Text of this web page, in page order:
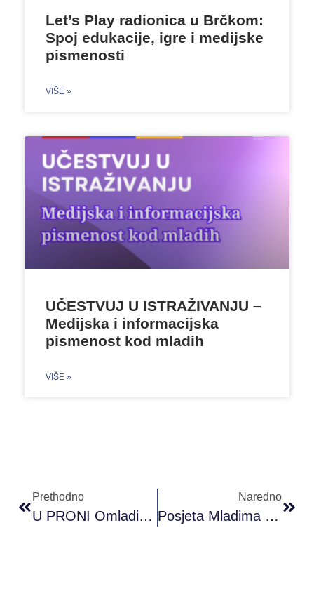
Let’s Play radionica u Brčkom:
Spoj edukacije, igre i medijske
pismenosti
VIŠE »
UČESTVUJ U ISTRAŽIVANJU –
Medijska i informacijska
pismenost kod mladih
VIŠE »
Prethodno
U PRONI Omladinskom Klubu Prijedor Održane Četiri Radionice ”Strip Art”
Naredno
Posjeta Mladima U Ograđenovcu